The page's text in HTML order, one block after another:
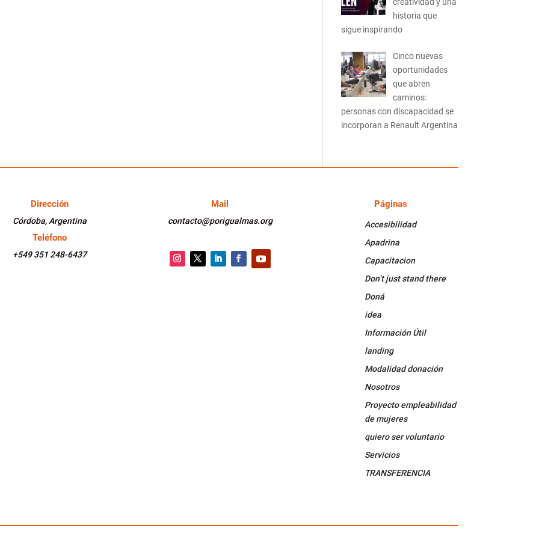
historia que
sigue inspirando
Cinco nuevas
oportunidades
que abren
caminos:
personas con discapacidad se
incorporan a Renault Argentina
Dirección
Córdoba, Argentina
Teléfono
+549 351 248-6437
Mail
contacto@porigualmas.org
Facebook
Páginas
Accesibilidad
Apadrina
Capacitacion
Don’t just stand there
Doná
idea
Información Útil
landing
Modalidad donación
Nosotros
Proyecto empleabilidad
de mujeres
quiero ser voluntario
Servicios
TRANSFERENCIA